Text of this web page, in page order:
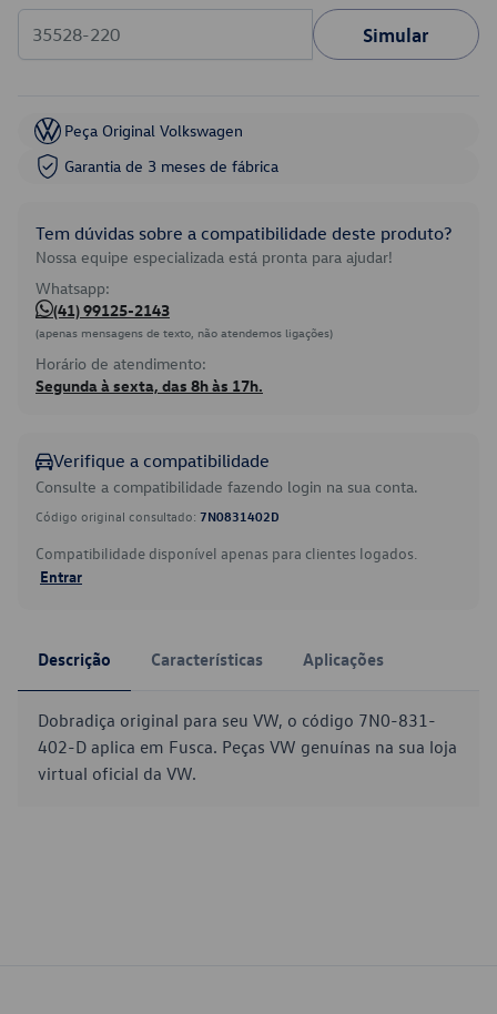
Simular
Peça Original Volkswagen
Garantia de 3 meses de fábrica
Tem dúvidas sobre a compatibilidade deste produto?
Nossa equipe especializada está pronta para ajudar!
Whatsapp:
(41) 99125-2143
(apenas mensagens de texto, não atendemos ligações)
Horário de atendimento:
Segunda à sexta, das 8h às 17h.
Verifique a compatibilidade
Consulte a compatibilidade fazendo login na sua conta.
Código original consultado: 7N0831402D
Compatibilidade disponível apenas para clientes logados.
Entrar
Descrição Características Aplicações
Dobradiça original para seu VW, o código 7N0-831-
402-D aplica em Fusca. Peças VW genuínas na sua loja
virtual oficial da VW.